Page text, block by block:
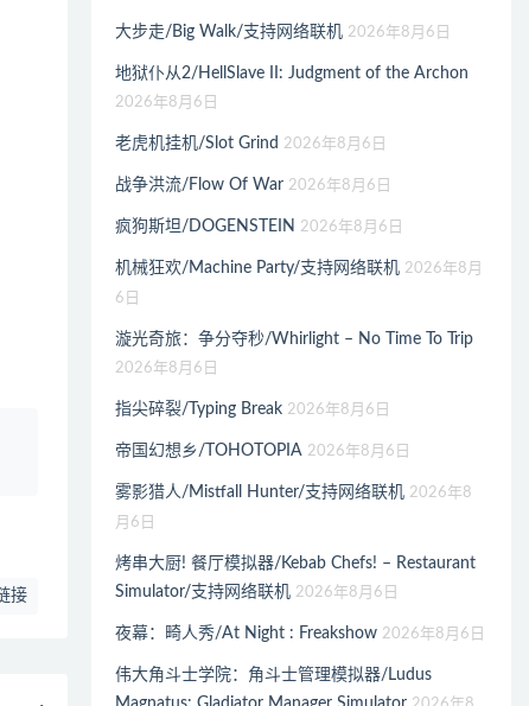
接
大步走/Big Walk/支持网络联机 2026年8月6日
地狱仆从2/HellSlave II: Judgment of the Archon
2026年8月6日
老虎机挂机/Slot Grind 2026年8月6日
战争洪流/Flow Of War 2026年8月6日
疯狗斯坦/DOGENSTEIN 2026年8月6日
机械狂欢/Machine Party/支持网络联机 2026年8月
6日
漩光奇旅：争分夺秒/Whirlight – No Time To Trip
2026年8月6日
指尖碎裂/Typing Break 2026年8月6日
帝国幻想乡/TOHOTOPIA 2026年8月6日
雾影猎人/Mistfall Hunter/支持网络联机 2026年8
月6日
烤串大厨! 餐厅模拟器/Kebab Chefs! – Restaurant
Simulator/支持网络联机 2026年8月6日
夜幕：畸人秀/At Night : Freakshow 2026年8月6日
伟大角斗士学院：角斗士管理模拟器/Ludus